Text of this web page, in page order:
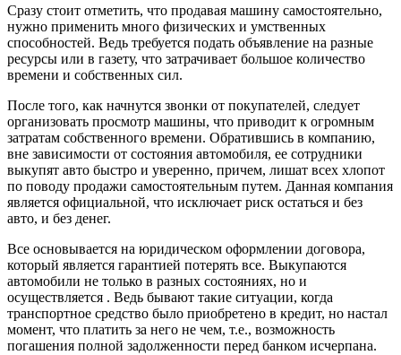
Сразу стоит отметить, что продавая машину самостоятельно,
нужно применить много физических и умственных
способностей. Ведь требуется подать объявление на разные
ресурсы или в газету, что затрачивает большое количество
времени и собственных сил.
После того, как начнутся звонки от покупателей, следует
организовать просмотр машины, что приводит к огромным
затратам собственного времени. Обратившись в компанию,
вне зависимости от состояния автомобиля, ее сотрудники
выкупят авто быстро и уверенно, причем, лишат всех хлопот
по поводу продажи самостоятельным путем. Данная компания
является официальной, что исключает риск остаться и без
авто, и без денег.
Все основывается на юридическом оформлении договора,
который является гарантией потерять все. Выкупаются
автомобили не только в разных состояниях, но и
осуществляется . Ведь бывают такие ситуации, когда
транспортное средство было приобретено в кредит, но настал
момент, что платить за него не чем, т.е., возможность
погашения полной задолженности перед банком исчерпана.